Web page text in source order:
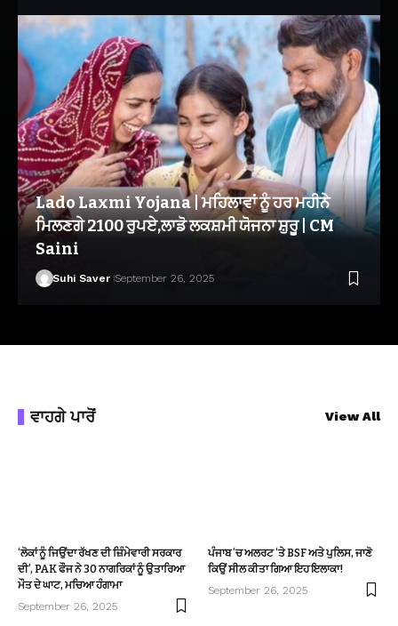
Lado Laxmi Yojana | ਮਹਿਲਾਵਾਂ ਨੂੰ ਹਰ ਮਹੀਨੇ
ਮਿਲਣਗੇ 2100 ਰੁਪਏ,ਲਾਡੋ ਲਕਸ਼ਮੀ ਯੋਜਨਾ ਸ਼ੁਰੂ | CM
Saini
Suhi Saver September 26, 2025
ਵਾਹਗੇ ਪਾਰੋਂ View All
‘ਲੋਕਾਂ ਨੂੰ ਜਿਉਂਦਾ ਰੱਖਣ ਦੀ ਜ਼ਿੰਮੇਵਾਰੀ ਸਰਕਾਰ
ਦੀ’, PAK ਫੌਜ ਨੇ 30 ਨਾਗਰਿਕਾਂ ਨੂੰ ਉਤਾਰਿਆ
ਮੌਤ ਦੇ ਘਾਟ, ਮਚਿਆ ਹੰਗਾਮਾ
September 26, 2025
ਪੰਜਾਬ ‘ਚ ਅਲਰਟ ‘ਤੇ BSF ਅਤੇ ਪੁਲਿਸ, ਜਾਣੋ
ਕਿਉਂ ਸੀਲ ਕੀਤਾ ਗਿਆ ਇਹ ਇਲਾਕਾ!
September 26, 2025